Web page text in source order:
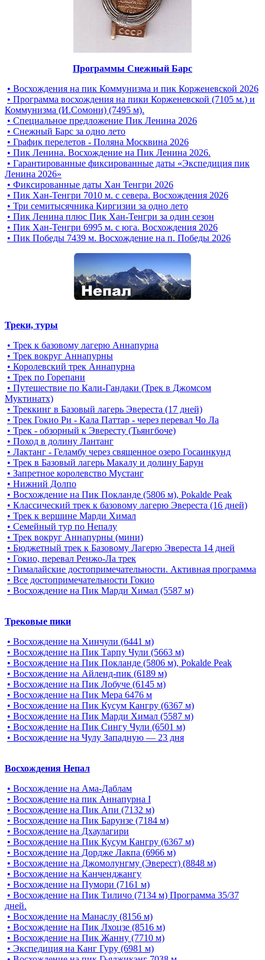
Программы Снежный Барс
• Восхождения на пик Коммунизма и пик Корженевской 2026
• Программа восхождения на пики Корженевской (7105 м.) и
Коммунизма (И.Сомони) (7495 м).
• Специальное предложение Пик Ленина 2026
• Снежный Барс за одно лето
• График перелетов - Поляна Москвина 2026
• Пик Ленина. Восхождение на Пик Ленина 2026.
• Гарантированные фиксированные даты «Экспедиция пик
Ленина 2026»
• Фиксированные даты Хан Тенгри 2026
• Пик Хан-Тенгри 7010 м. с севера. Восхождения 2026
• Три семитысячника Киргизии за одно лето
• Пик Ленина плюс Пик Хан-Тенгри за один сезон
• Пик Хан-Тенгри 6995 м. c юга. Восхождения 2026
• Пик Победы 7439 м. Восхождение на п. Победы 2026
Треки, туры
• Трек к базовому лагерю Аннапурна
• Трек вокруг Аннапурны
• Королевский трек Аннапурна
• Трек по Горепани
• Путешествие по Кали-Гандаки (Трек в Джомсом
Муктинатх)
• Треккинг в Базовый лагерь Эвереста (17 дней)
• Трек Гокио Ри - Кала Паттар - через перевал Чо Ла
• Трек - обзорный к Эвересту (Тьянгбоче)
• Поход в долину Лантанг
• Лактанг - Геламбу через священное озеро Госаинкунд
• Трек в Базовый лагерь Макалу и долину Барун
• Запретное королевство Мустанг
• Нижний Долпо
• Восхождение на Пик Покланде (5806 м), Pokalde Peak
• Классический трек к базовому лагерю Эвереста (16 дней)
• Трек к вершине Марди Химал
• Семейный тур по Непалу
• Трек вокруг Аннапурны (мини)
• Бюджетный трек к Базовому Лагерю Эвереста 14 дней
• Гокио, перевал Ренжо-Ла трек
• Гималайские достопримечательности. Активная программа
• Все достопримечательности Гокио
• Восхождение на Пик Марди Химал (5587 м)
Трековые пики
• Восхождение на Хинчули (6441 м)
• Восхождение на Пик Тарпу Чули (5663 м)
• Восхождение на Пик Покланде (5806 м), Pokalde Peak
• Восхождение на Айленд-пик (6189 м)
• Восхождение на Пик Лобуче (6145 м)
• Восхождение на Пик Мера 6476 м
• Восхождение на Пик Кусум Кангру (6367 м)
• Восхождение на Пик Марди Химал (5587 м)
• Восхождение на Пик Сингу Чули (6501 м)
• Восхождение на Чулу Западную — 23 дня
Восхождения Непал
• Восхождение на Ама-Даблам
• Восхождение на пик Аннапурна I
• Восхождение на Пик Апи (7132 м)
• Восхождение на Пик Барунзе (7184 м)
• Восхождение на Дхаулагири
• Восхождение на Пик Кусум Кангру (6367 м)
• Восхождение на Дордже Лакпа (6966 м)
• Восхождение на Джомолунгму (Эверест) (8848 м)
• Восхождение на Канченджангу
• Восхождение на Пумори (7161 м)
• Восхождение на Пик Тиличо (7134 м) Программа 35/37
дней.
• Восхождение на Манаслу (8156 м)
• Восхождение на Пик Лхоцзе (8516 м)
• Восхождение на Пик Жанну (7710 м)
• Экспедиция на Канг Гуру (6981 м)